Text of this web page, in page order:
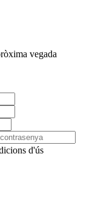
vegada
d'ús